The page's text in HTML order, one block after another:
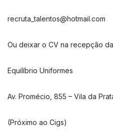
recruta_talentos@hotmail.com
Ou deixar o CV na recepção
Equilíbrio Uniformes
Av. Promécio, 855 – Vila da
(Próximo ao Cigs)